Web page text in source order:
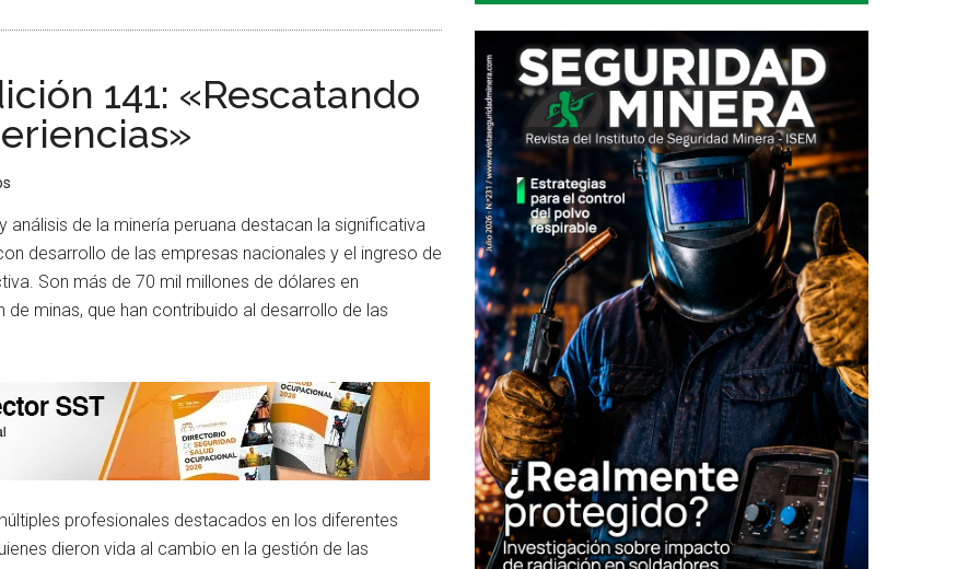
141: «Rescatando
análisis de la minería peruana destacan la significativa
desarrollo de las empresas nacionales y el ingreso de
Son más de 70 mil millones de dólares en
minas, que han contribuido al desarrollo de las
profesionales destacados en los diferentes
dieron vida al cambio en la gestión de las
principal